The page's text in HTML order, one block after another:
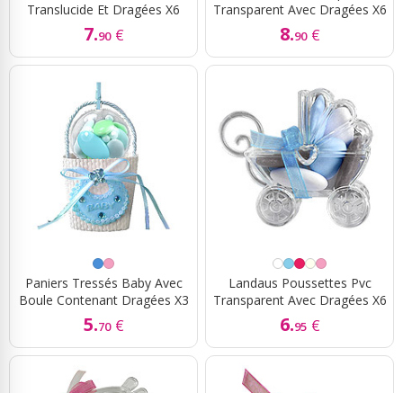
Translucide Et Dragées X6
7.90 €
Transparent Avec Dragées X6
8.90 €
Paniers Tressés Baby Avec
Boule Contenant Dragées X3
5.70 €
Landaus Poussettes Pvc
Transparent Avec Dragées X6
6.95 €